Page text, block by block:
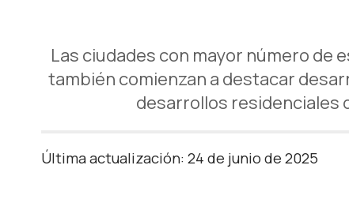
Las ciudades con mayor número de
también comienzan a destacar
desarrollos residenciales
Última actualización: 24 de junio de 2025